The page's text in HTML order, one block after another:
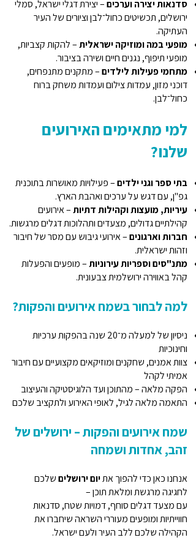
סדנאות יצירה וערכים– יצירת דגלי ישראל, סמלי
ירושלים, תכשיטים כחול־לבן וציורים של העיר
העתיקה.
מופעי במה ומוזיקה ישראלית– להקות קצביות,
מופעי תיפוף, נגנים חיים ושירה בציבור.
מתחמי פעילות לילדים– מתקנים מתנפחים,
דוכני מזון, עמדות צילום ועמדות משחק ברוח
כחול־לבן.
למי מתאימים האירועים
שלנו?
בתי ספר וגני ילדים– פעילויות מאושרות בתוכנית
גפ"ן, עם דגש על ערכים ואהבת הארץ.
עיריות, מועצות וקהילות דתיות– אירועים
קהילתיים גדולים, מצעדים ותהלוכות דגלים מרגשות.
חברות וארגונים– אירועי גיבוש עם מסר של חיבור
וזהות ישראלית.
מתנ"סים וספריות עירוניות– מופעים והפעלות
קהל באווירה ירושלמית צבעונית.
למה לבחור בשמח אירועים והפקות?
ניסיון של למעלה מ־20 שנה בהפקות ערכיות
וחינוכיות
צוות אמנים, שחקנים ומוזיקאים מקצועיים עם חיבור
אמיתי לקהל
הפקה מלאה – מהתוכן ועד הלוגיסטיקה והעיצוב
התאמה מלאה לגיל, לאופי האירוע ולתקציב שלכם
שמח אירועים והפקות – ירושלים של
זהב, אחדות ושמחה
אנחנו כאן כדי להפוך אתיום ירושליםשלכם
לחגיגה מרגשת ומלאת תוכן –
עם מצעד דגלים סוחף, דמויות שטח, סדנאות
חווייתיות ומופעים מעוררי השראה שיחברו את
הקהילה שלכם ללב העיר ולעם ישראל.